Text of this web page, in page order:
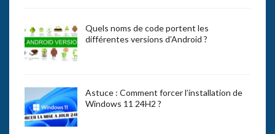
Quels noms de code portent les
différentes versions d’Android ?
Astuce : Comment forcer l’installation de
Windows 11 24H2 ?